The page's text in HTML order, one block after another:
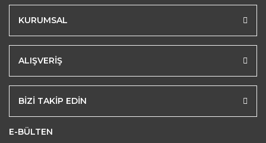
KURUMSAL
ALIŞVERİŞ
BİZİ TAKİP EDİN
E-BÜLTEN